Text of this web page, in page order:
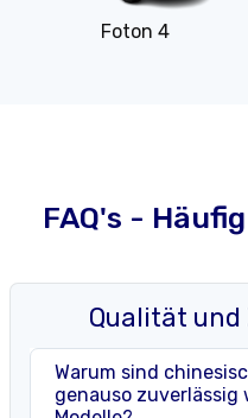
Foton 4
FAQ's -
Qualität
Warum sind
genauso zuverlässig